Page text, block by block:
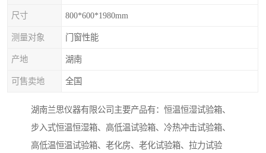
尺寸 800*600*1980mm
测量对象 门窗性能
产地 湖南
可售卖地 全国
湖南兰思仪器有限公司主要产品有：恒温恒湿试验箱、
步入式恒温恒湿箱、高低温试验箱、冷热冲击试验箱、
高低温恒温试验箱、老化房、老化试验箱、拉力试验